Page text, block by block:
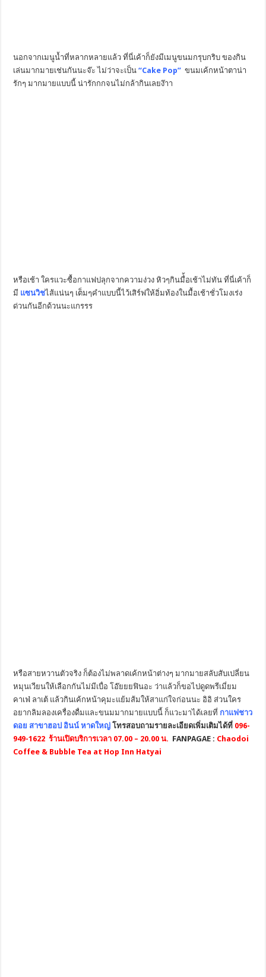
นอกจากเมนูน้ำที่หลากหลายแล้ว ที่นี่เค้าก็ยังมีเมนูขนมกรุบกริบ ของกิน
เล่นมากมายเช่นกันนะจ๊ะ ไม่ว่าจะเป็น“Cake Pop” ขนมเค้กหน้าตาน่า
รักๆ มากมายแบบนี้ น่ารักกกจนไม่กล้ากินเลยง๊าา
หรือเช้า ใครแวะซื้อกาแฟปลุกจากความง่วง หิวๆกินมื่้อเช้าไม่ทัน ที่นี่เค้าก็
มี แซนวิชไส้แน่นๆ เต็มๆคำแบบนี้ไว้เสิร์ฟให้อิ่มท้องในมื้อเช้าชั่วโมงเร่ง
ด่วนกันอีกด้วนนะแกรรร
หรือสายหวานตัวจริง ก็ต้องไม่พลาดเค้กหน้าต่างๆ มากมายสลับสับเปลี่ยน
หมุนเวียนให้เลือกกันไม่มีเบื่อ โอ๊ยยยฟินอะ ว่าแล้วก็ขอไปดูดพรีเมี่ยม
คาเฟ่ ลาเต้ แล้วกินเค้กหน้าคุมะแย้มส้มให้สาแก่ใจก่อนนะ อิอิ ส่วนใคร
อยากลิมลองเครื่องดื่มและขนมมากมายแบบนี้ ก็แวะมาได้เลยที่กาแฟชาว
ดอย สาขาฮอป อินน์ หาดใหญ่ โทรสอบถามรายละเอียดเพิ่มเติมได้ที่ 096-
949-1622 ร้านเปิดบริการเวลา 07.00 – 20.00 น. FANPAGAE : Chaodoi
Coffee & Bubble Tea at Hop Inn Hatyai